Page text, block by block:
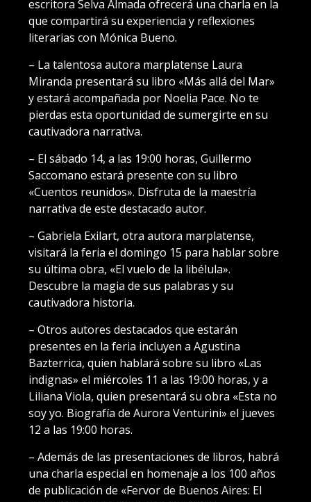
escritora Selva Almada ofrecerá una charla en la
que compartirá su experiencia y reflexiones
literarias con Mónica Bueno.
– La talentosa autora marplatense Laura
Miranda presentará su libro «Más allá del Mar»
y estará acompañada por Noelia Pace. No te
pierdas esta oportunidad de sumergirte en su
cautivadora narrativa.
– El sábado 14, a las 19:00 horas, Guillermo
Saccomano estará presente con su libro
«Cuentos reunidos». Disfruta de la maestría
narrativa de este destacado autor.
– Gabriela Exilart, otra autora marplatense,
visitará la feria el domingo 15 para hablar sobre
su última obra, «El vuelo de la libélula».
Descubre la magia de sus palabras y su
cautivadora historia.
– Otros autores destacados que estarán
presentes en la feria incluyen a Agustina
Bazterrica, quien hablará sobre su libro «Las
indignas» el miércoles 11 a las 19:00 horas, y a
Liliana Viola, quien presentará su obra «Esta no
soy yo. Biografía de Aurora Venturini» el jueves
12 a las 19:00 horas.
– Además de las presentaciones de libros, habrá
una charla especial en homenaje a los 100 años
de publicación de «Fervor de Buenos Aires: El